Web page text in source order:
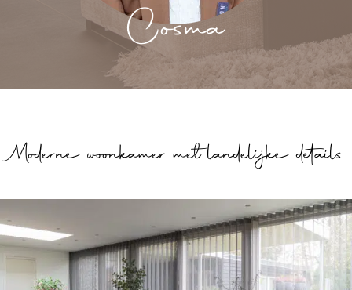
Cosma
Moderne woonkamer met landelijke details